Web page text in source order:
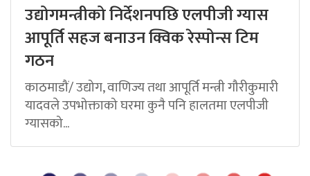
उद्योगमन्त्रीको निर्देशनपछि एलपीजी ग्यास
आपूर्ति सहज बनाउन क्विक रेस्पोन्स टिम
गठन
काठमाडौं/ उद्योग, वाणिज्य तथा आपूर्ति मन्त्री गौरीकुमारी
यादवले उपभोक्ताको घरमा कुनै पनि हालतमा एलपीजी
ग्यासको...